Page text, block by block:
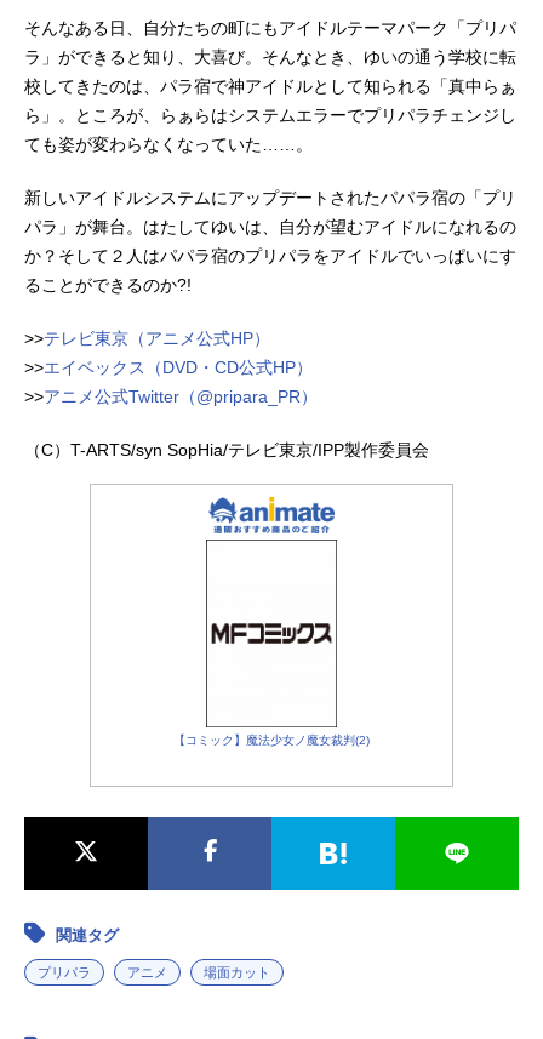
そんなある日、自分たちの町にもアイドルテーマパーク「プリパ
ラ」ができると知り、大喜び。そんなとき、ゆいの通う学校に転
校してきたのは、パラ宿で神アイドルとして知られる「真中らぁ
ら」。ところが、らぁらはシステムエラーでプリパラチェンジし
ても姿が変わらなくなっていた……。
新しいアイドルシステムにアップデートされたパパラ宿の「プリ
パラ」が舞台。はたしてゆいは、自分が望むアイドルになれるの
か？そして２人はパパラ宿のプリパラをアイドルでいっぱいにす
ることができるのか?!
>>テレビ東京（アニメ公式HP）
>>エイベックス（DVD・CD公式HP）
>>アニメ公式Twitter（@pripara_PR）
（C）T-ARTS/syn SopHia/テレビ東京/IPP製作委員会
【コミック】魔法少女ノ魔女裁判(2)
関連タグ
プリパラ アニメ 場面カット